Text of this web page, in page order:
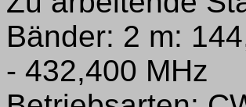
Bänder: 2 m:
- 432,400 MHz